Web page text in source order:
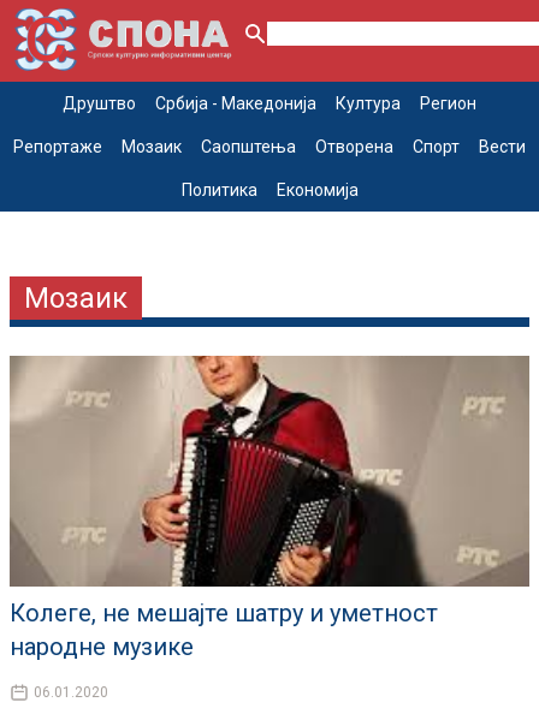
Друштво Србија - Македонија Култура Регион
Репортаже Мозаик Саопштења Отворена Спорт Вести
Политика Економија
Мозаик
Колеге, не мешајте шатру и уметност
народне музике
06.01.2020